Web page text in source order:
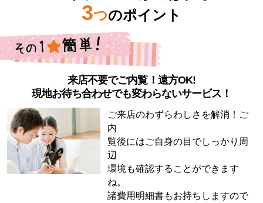
3つのポイント
来店不要でご内覧！遠方OK!
現地お待ち合わせでも変わらないサービス！
ご来店のわずらわしさを解消！ご
内
覧後にはご自身の目でしっかり周
辺
環境も確認することができます
ね。
諸費用明細書もお持ちしますので